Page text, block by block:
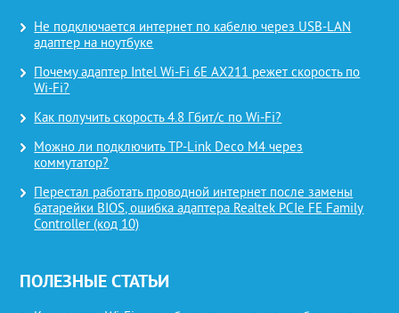
Не подключается интернет по кабелю через USB-LAN
адаптер на ноутбуке
Почему адаптер Intel Wi-Fi 6E AX211 режет скорость по
Wi-Fi?
Как получить скорость 4.8 Гбит/с по Wi-Fi?
Можно ли подключить TP-Link Deco M4 через
коммутатор?
Перестал работать проводной интернет после замены
батарейки BIOS, ошибка адаптера Realtek PCIe FE Family
Controller (код 10)
ПОЛЕЗНЫЕ СТАТЬИ